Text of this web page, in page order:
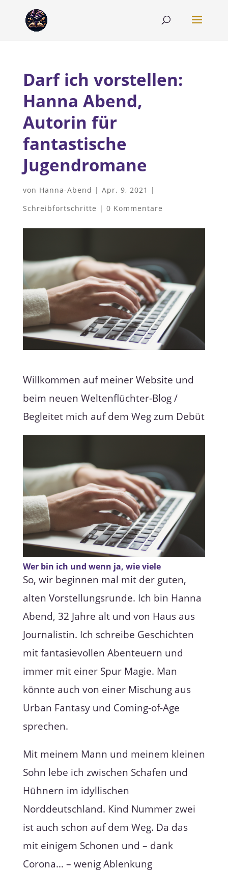
Darf ich vorstellen:
Hanna Abend,
Autorin für
fantastische
Jugendromane
von Hanna-Abend | Apr. 9, 2021
|
Schreibfortschritte | 0 Kommentare
Willkommen auf meiner Website und
beim neuen Weltenflüchter-Blog /
Begleitet mich auf dem Weg zum Debüt
Wer bin ich und wenn ja, wie viele
So, wir beginnen mal mit der guten,
alten Vorstellungsrunde. Ich bin Hanna
Abend, 32 Jahre alt und von Haus aus
Journalistin. Ich schreibe Geschichten
mit fantasievollen Abenteuern und
immer mit einer Spur Magie. Man
könnte auch von einer Mischung aus
Urban Fantasy und Coming-of-Age
sprechen.
Mit meinem Mann und meinem kleinen
Sohn lebe ich zwischen Schafen und
Hühnern im idyllischen
Norddeutschland. Kind Nummer zwei
ist auch schon auf dem Weg. Da das
mit einigem Schonen und – dank
Corona… – wenig Ablenkung